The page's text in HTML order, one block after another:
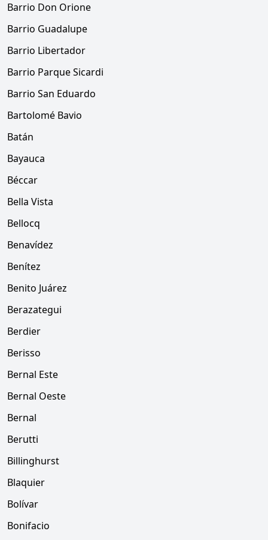
Barrio Don Orione
Barrio Guadalupe
Barrio Libertador
Barrio Parque Sicardi
Barrio San Eduardo
Bartolomé Bavio
Batán
Bayauca
Béccar
Bella Vista
Bellocq
Benavídez
Benítez
Benito Juárez
Berazategui
Berdier
Berisso
Bernal Este
Bernal Oeste
Bernal
Berutti
Billinghurst
Blaquier
Bolívar
Bonifacio